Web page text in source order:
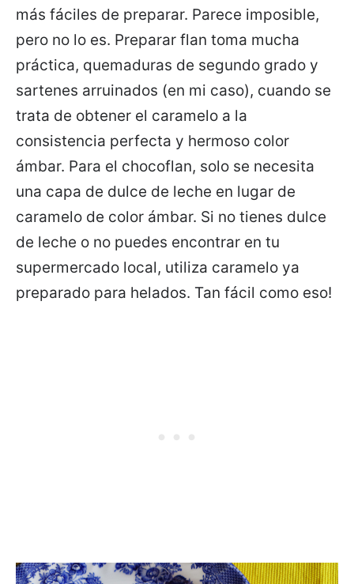
más fáciles de preparar. Parece imposible,
pero no lo es. Preparar flan toma mucha
práctica, quemaduras de segundo grado y
sartenes arruinados (en mi caso), cuando se
trata de obtener el caramelo a la
consistencia perfecta y hermoso color
ámbar. Para el chocoflan, solo se necesita
una capa de dulce de leche en lugar de
caramelo de color ámbar. Si no tienes dulce
de leche o no puedes encontrar en tu
supermercado local, utiliza caramelo ya
preparado para helados. Tan fácil como eso!